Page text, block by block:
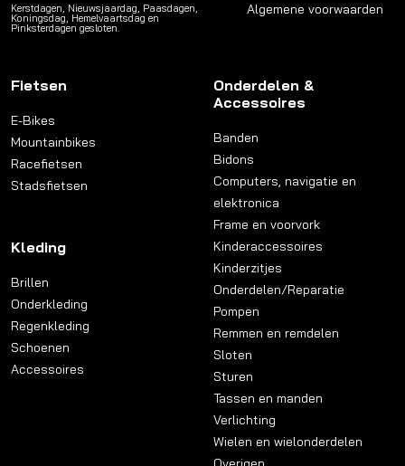
Kerstdagen, Nieuwsjaardag, Paasdagen,
Koningsdag, Hemelvaartsdag en
Pinksterdagen gesloten.
Algemene voorwaarden
Fietsen
E-Bikes
Mountainbikes
Racefietsen
Stadsfietsen
Kleding
Brillen
Onderkleding
Regenkleding
Schoenen
Accessoires
Onderdelen &
Accessoires
Banden
Bidons
Computers, navigatie en
elektronica
Frame en voorvork
Kinderaccessoires
Kinderzitjes
Onderdelen/Reparatie
Pompen
Remmen en remdelen
Sloten
Sturen
Tassen en manden
Verlichting
Wielen en wielonderdelen